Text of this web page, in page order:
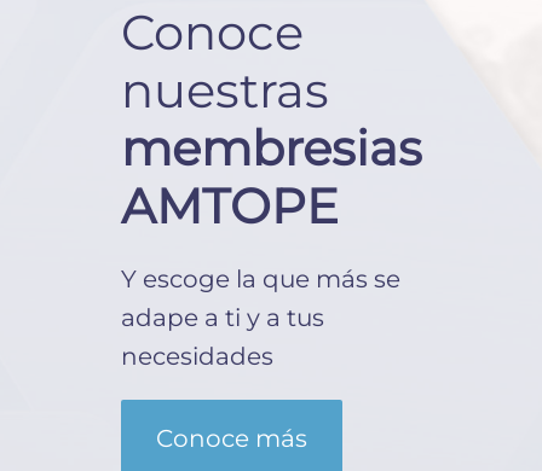
Conoce
nuestras
membresias
AMTOPE
Y escoge la que más se
adape a ti y a tus
necesidades
Conoce más